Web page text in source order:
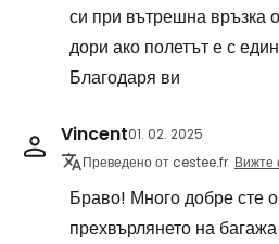
си при вътрешна връзка
дори ако полетът е с
Благодаря ви
Vincent01. 02. 2025
Преведено от cestee.fr Вижте
Браво! Много добре сте
прехвърлянето на